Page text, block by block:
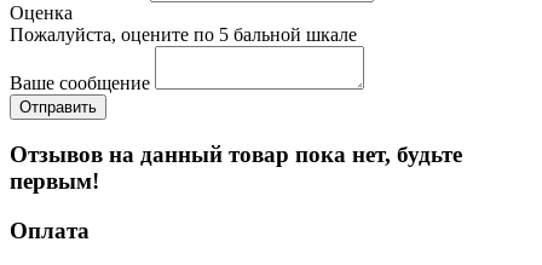
Оценка
Пожалуйста, оцените по 5 бальной шкале
Ваше сообщение
Отзывов на данный товар пока нет, будьте
первым!
Оплата